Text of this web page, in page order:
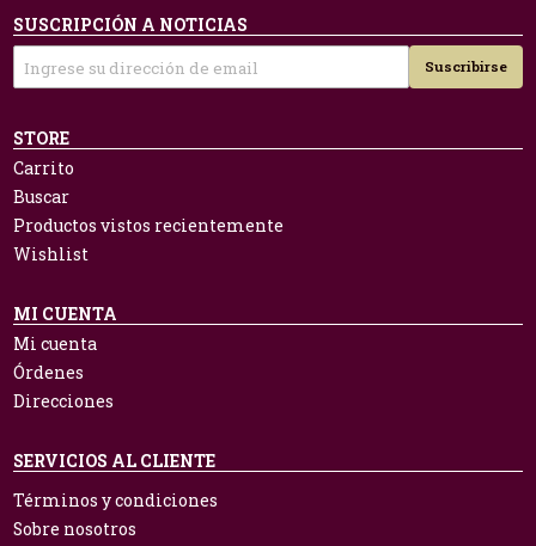
SUSCRIPCIÓN A NOTICIAS
Suscribirse
STORE
Carrito
Buscar
Productos vistos recientemente
Wishlist
MI CUENTA
Mi cuenta
Órdenes
Direcciones
SERVICIOS AL CLIENTE
Términos y condiciones
Sobre nosotros